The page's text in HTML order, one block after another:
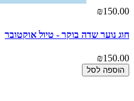
₪150.00
חוג נוער שדה בוקר - טיול אוקטובר
₪150.00
הוספה לסל